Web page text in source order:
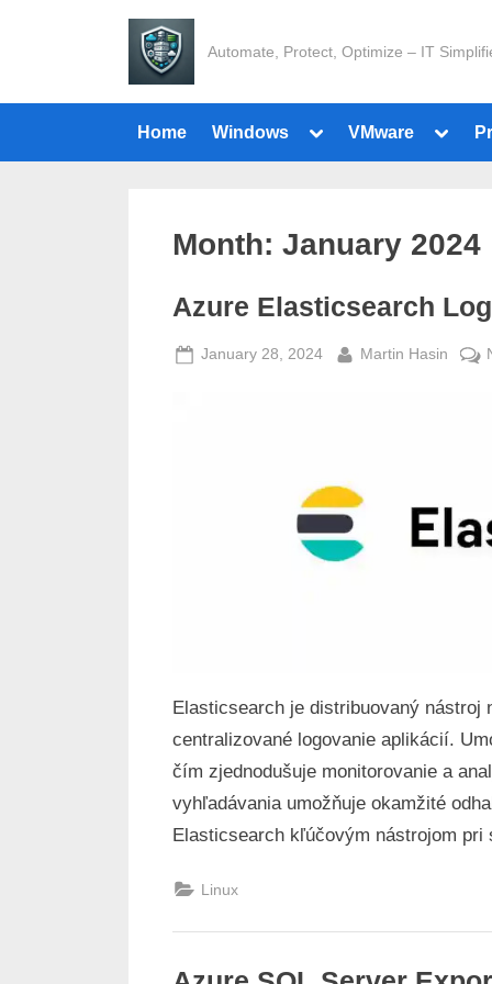
Automate, Protect, Optimize – IT
Home Windows
Toggle
menu
VMware
Toggle
menu
Month: January 2024
Azure Elasticsearch
Posted
January 28, 2024 By
Martin Hasin
Elasticsearch je distribuovaný nástroj
centralizované logovanie aplikácií.
čím zjednodušuje monitorovanie a
vyhľadávania umožňuje okamžité
Elasticsearch kľúčovým nástrojom
Linux